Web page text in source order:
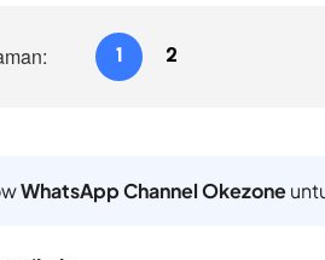
1 2
WhatsApp Channel Okezone